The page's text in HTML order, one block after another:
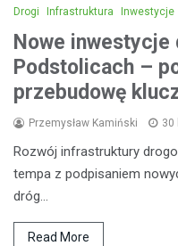
Drogi Infrastruktura Inwestycje
Nowe inwestycje
Podstolicach –
przebudowę
Przemysław Kamiński 30
Rozwój infrastruktury
tempa z podpisaniem
dróg…
Read More